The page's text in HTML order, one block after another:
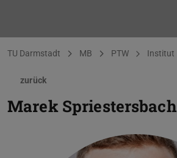
Sie befinden sich hier:
TU Darmstadt MB PTW Institut
zurück
Marek Spriestersbach